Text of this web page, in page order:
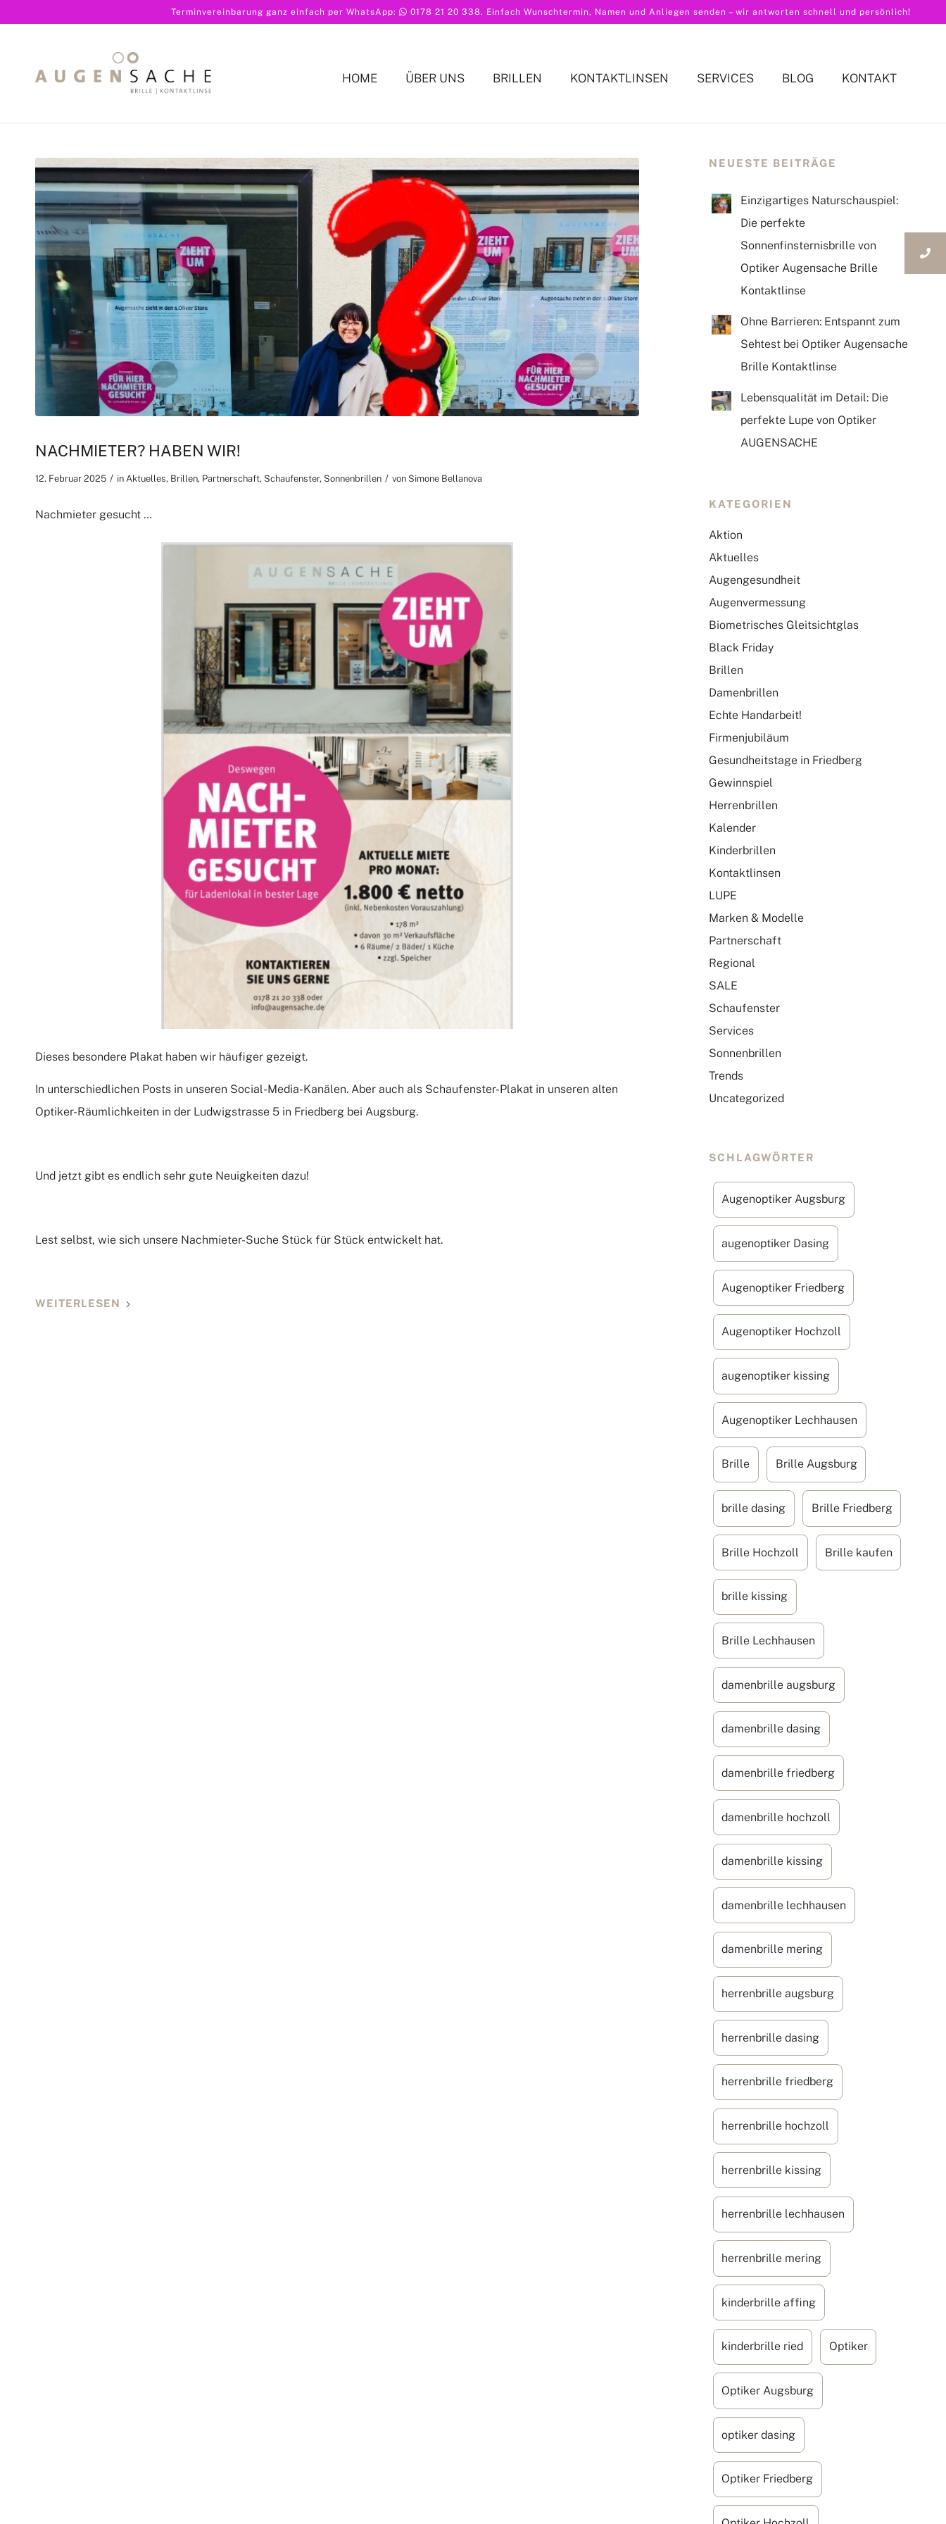
Terminvereinbarung ganz einfach per WhatsApp: 0178 21 20 338. Einfach Wunschtermin, Namen und Anliegen senden – wir antworten schnell und persönlich!
HOME ÜBER UNS BRILLEN KONTAKTLINSEN SERVICES BLOG KONTAKT
NACHMIETER? HABEN WIR!
12. Februar 2025 / in Aktuelles, Brillen, Partnerschaft, Schaufenster, Sonnenbrillen / von Simone Bellanova
Nachmieter gesucht …
Dieses besondere Plakat haben wir häufiger gezeigt.
In unterschiedlichen Posts in unseren Social-Media-Kanälen. Aber auch als Schaufenster-Plakat in unseren alten
Optiker-Räumlichkeiten in der Ludwigstrasse 5 in Friedberg bei Augsburg.
Und jetzt gibt es endlich sehr gute Neuigkeiten dazu!
Lest selbst, wie sich unsere Nachmieter-Suche Stück für Stück entwickelt hat.
WEITERLESEN
NEUESTE BEITRÄGE
Einzigartiges Naturschauspiel:
Die perfekte
Sonnenfinsternisbrille von
Optiker Augensache Brille
Kontaktlinse
Ohne Barrieren: Entspannt zum
Sehtest bei Optiker Augensache
Brille Kontaktlinse
Lebensqualität im Detail: Die
perfekte Lupe von Optiker
AUGENSACHE
KATEGORIEN
Aktion
Aktuelles
Augengesundheit
Augenvermessung
Biometrisches Gleitsichtglas
Black Friday
Brillen
Damenbrillen
Echte Handarbeit!
Firmenjubiläum
Gesundheitstage in Friedberg
Gewinnspiel
Herrenbrillen
Kalender
Kinderbrillen
Kontaktlinsen
LUPE
Marken & Modelle
Partnerschaft
Regional
SALE
Schaufenster
Services
Sonnenbrillen
Trends
Uncategorized
SCHLAGWÖRTER
Augenoptiker Augsburg
augenoptiker Dasing
Augenoptiker Friedberg
Augenoptiker Hochzoll
augenoptiker kissing
Augenoptiker Lechhausen
Brille Brille Augsburg
brille dasing Brille Friedberg
Brille Hochzoll Brille kaufen
brille kissing
Brille Lechhausen
damenbrille augsburg
damenbrille dasing
damenbrille friedberg
damenbrille hochzoll
damenbrille kissing
damenbrille lechhausen
damenbrille mering
herrenbrille augsburg
herrenbrille dasing
herrenbrille friedberg
herrenbrille hochzoll
herrenbrille kissing
herrenbrille lechhausen
herrenbrille mering
kinderbrille affing
kinderbrille ried Optiker
Optiker Augsburg
optiker dasing
Optiker Friedberg